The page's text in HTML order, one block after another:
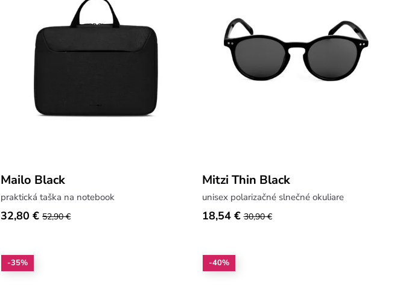
Mailo Black
praktická taška na notebook
32,80 € 52,90 €
Mitzi Thin Black
unisex polarizačné slnečné okuliare
18,54 € 30,90 €
-35% -40%